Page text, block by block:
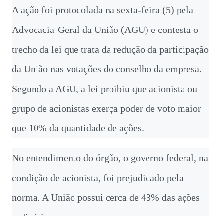
A ação foi protocolada na sexta-feira (5) pela
Advocacia-Geral da União (AGU) e contesta o
trecho da lei que trata da redução da participação
da União nas votações do conselho da empresa.
Segundo a AGU, a lei proibiu que acionista ou
grupo de acionistas exerça poder de voto maior
que 10% da quantidade de ações.
No entendimento do órgão, o governo federal, na
condição de acionista, foi prejudicado pela
norma. A União possui cerca de 43% das ações